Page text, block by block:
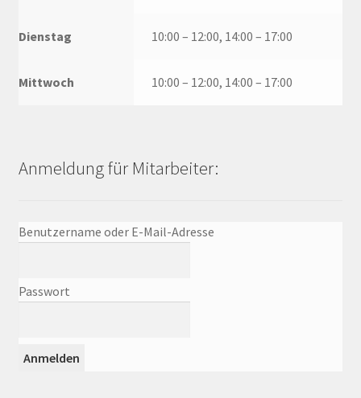
Dienstag 10:00 – 12:00, 14:00 – 17:00
Mittwoch 10:00 – 12:00, 14:00 – 17:00
Anmeldung für Mitarbeiter:
Benutzername oder E-Mail-Adresse
Passwort